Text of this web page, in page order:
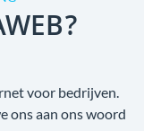
voor bedrijven.
ons aan ons woord